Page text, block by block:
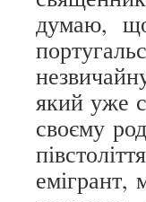
думаю,
який уже
своєму